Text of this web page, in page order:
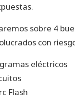
sobre 4
con
eléctricos
Flash